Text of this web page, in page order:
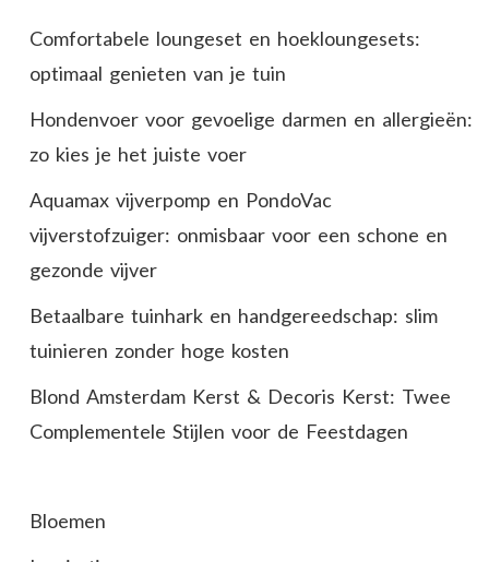
Comfortabele loungeset en hoekloungesets:
optimaal genieten van je tuin
Hondenvoer voor gevoelige darmen en allergieën:
zo kies je het juiste voer
Aquamax vijverpomp en PondoVac
vijverstofzuiger: onmisbaar voor een schone en
gezonde vijver
Betaalbare tuinhark en handgereedschap: slim
tuinieren zonder hoge kosten
Blond Amsterdam Kerst & Decoris Kerst: Twee
Complementele Stijlen voor de Feestdagen
Bloemen